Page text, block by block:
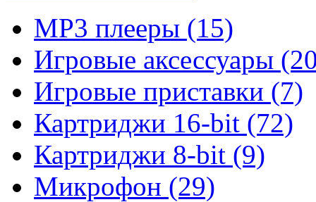
MP3 плееры (15)
Игровые аксессуары
Игровые приставки (7)
Картриджи 16-bit (72)
Картриджи 8-bit (9)
Микрофон (29)